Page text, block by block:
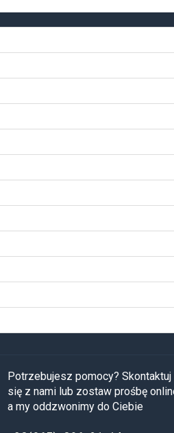
Potrzebujesz pomocy? Skontaktuj
się z nami lub zostaw prośbę
a my oddzwonimy do Ciebie